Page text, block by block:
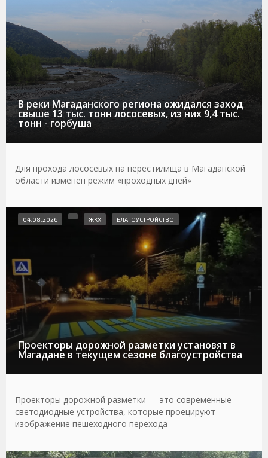
В реки Магаданского региона ожидался заход
свыше 13 тыс. тонн лососевых, из них 9,4 тыс.
тонн - горбуша
Для прохода лососевых на нерестилища в Магаданской
области изменен режим «проходных дней»
Проекторы дорожной разметки установят в
Магадане в текущем сезоне благоустройства
04.08.2026 ЖКХ БЛАГОУСТРОЙСТВО
Проекторы дорожной разметки — это современные
светодиодные устройства, которые проецируют
изображение пешеходного перехода